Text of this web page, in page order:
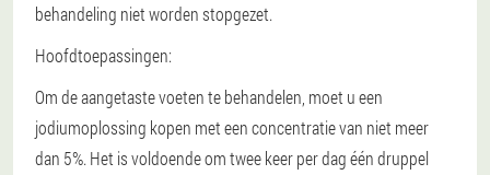
behandeling niet worden stopgezet.
Hoofdtoepassingen:
Om de aangetaste voeten te behandelen, moet u een
jodiumoplossing kopen met een concentratie van niet meer
dan 5%. Het is voldoende om twee keer per dag één druppel